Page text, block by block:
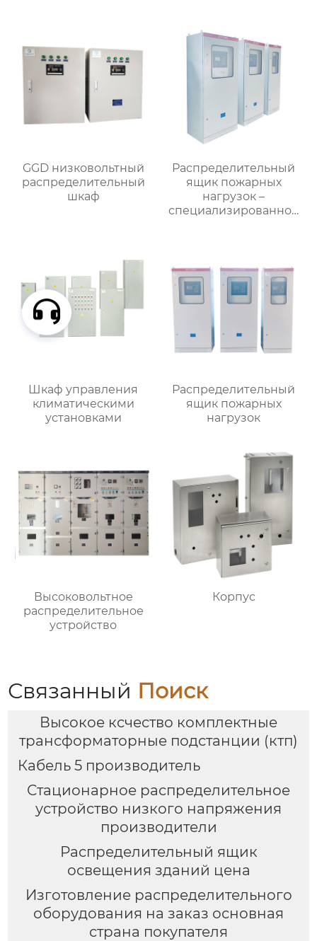
GGD низковольтный
распределительный
шкаф
Распределительный
ящик пожарных
нагрузок –
специализированное
Шкаф управления
климатическими
установками
Распределительный
ящик пожарных
нагрузок
Высоковольтное
распределительное
устройство
Корпус
Связанный Поиск
Высокое ксчество комплектные
трансформаторные подстанции (ктп)
Кабель 5 производитель
Стационарное распределительное
устройство низкого напряжения
производители
Распределительный ящик
освещения зданий цена
Изготовление распределительного
оборудования на заказ основная
страна покупателя